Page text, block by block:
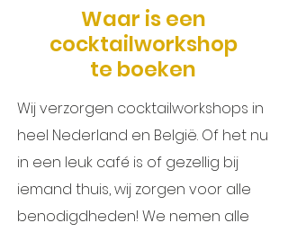
Waar is een
cocktailworkshop
te boeken
Wij verzorgen cocktailworkshops in
heel Nederland en België. Of het nu
in een leuk café is of gezellig bij
iemand thuis, wij zorgen voor alle
benodigdheden! We nemen alle